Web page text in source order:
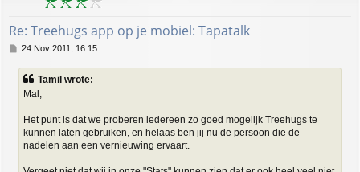
Re: Treehugs app op je mobiel: Tapatalk
P
s
24 Nov 2011, 16:15
Tamil wrote:
Mal,
Het punt is dat we proberen iedereen zo goed mogelijk Treehugs te
kunnen laten gebruiken, en helaas ben jij nu de persoon die de
nadelen aan een vernieuwing ervaart.